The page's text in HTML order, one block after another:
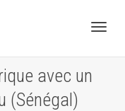
avec un
(Sénégal)